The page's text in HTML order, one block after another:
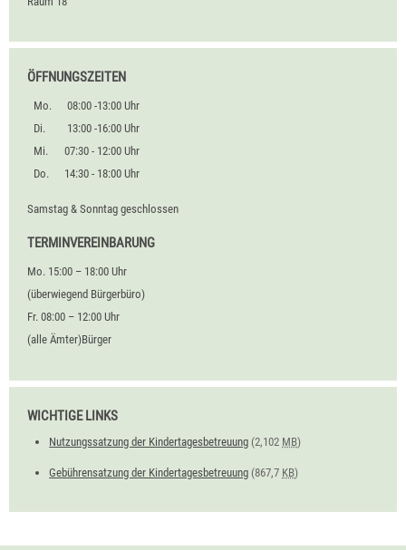
ÖFFNUNGSZEITEN
Mo.
08:00 -13:00 Uhr
Di.
13:00 -16:00 Uhr
Mi.
07:30 - 12:00 Uhr
Do.
14:30 - 18:00 Uhr
Samstag & Sonntag geschlossen
TERMINVEREINBARUNG
Mo. 15:00 – 18:00 Uhr
(überwiegend Bürgerbüro)
Fr. 08:00 – 12:00 Uhr
(alle Ämter)Bürger
WICHTIGE LINKS
Nutzungssatzung der Kindertagesbetreuung (2,102 MB)
Gebührensatzung der Kindertagesbetreuung (867,7 KB)